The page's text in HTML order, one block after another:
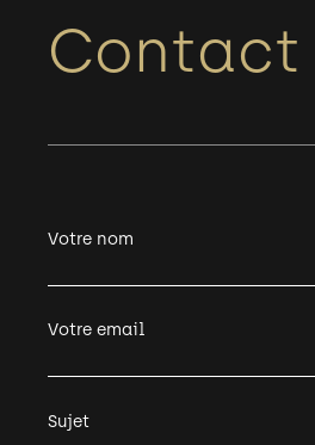
Contact
Votre nom
Votre email
Sujet